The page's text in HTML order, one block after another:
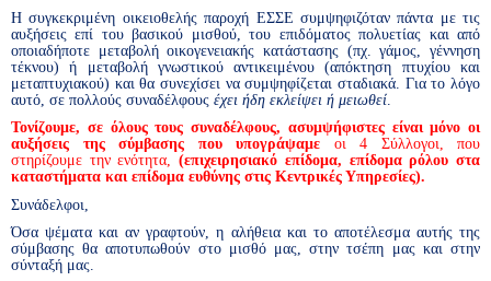
Η συγκεκριμένη οικειοθελής παροχή ΕΣΣΕ συμψηφιζόταν πάντα με τις
αυξήσεις επί του βασικού μισθού, του επιδόματος πολυετίας και από
οποιαδήποτε μεταβολή οικογενειακής κατάστασης (πχ. γάμος, γέννηση
τέκνου) ή μεταβολή γνωστικού αντικειμένου (απόκτηση πτυχίου και
μεταπτυχιακού) και θα συνεχίσει να συμψηφίζεται σταδιακά. Για το λόγο
αυτό, σε πολλούς συναδέλφους έχει ήδη εκλείψει ή μειωθεί
Τονίζουμε, σε όλους τους συναδέλφους, ασυμψήφιστες είναι μόνο οι
αυξήσεις της σύμβασης που υπογράψαμε οι 4 Σύλλογοι, που
στηρίζουμε την ενότητα,(επιχειρησιακό επίδομα, επίδομα ρόλου στα
καταστήματα και επίδομα ευθύνης στις Κεντρικές Υπηρεσίες).
Συνάδελφοι,
Όσα ψέματα και αν γραφτούν, η αλήθεια και το αποτέλεσμα αυτής της
σύμβασης θα αποτυπωθούν στο μισθό μας, στην τσέπη μας και στην
σύνταξή μας.